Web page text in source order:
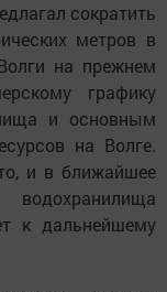
сократить
метров в
на прежнем
графику
и основным
на Волге.
и в ближайшее
к дальнейшему